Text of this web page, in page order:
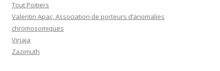
Tout Poitiers
Valentin Apac, Association de porteurs d’anomalies
chromosomiques
Virjaja
Zazimuth